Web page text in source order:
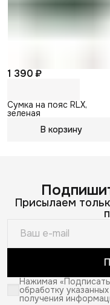
1 390 ₽
Сумка на пояс RLX,
зеленая
В корзину
Присылаем
Нажимая
обработку
получения